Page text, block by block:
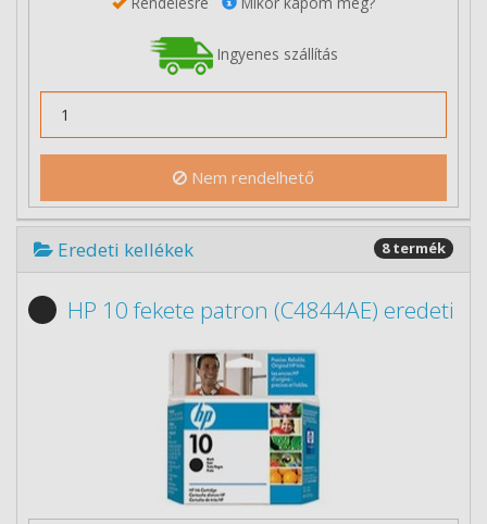
Ingyenes szállítás
Nem rendelhető
Eredeti kellékek 8 termék
HP 10 fekete patron (C4844AE) eredeti